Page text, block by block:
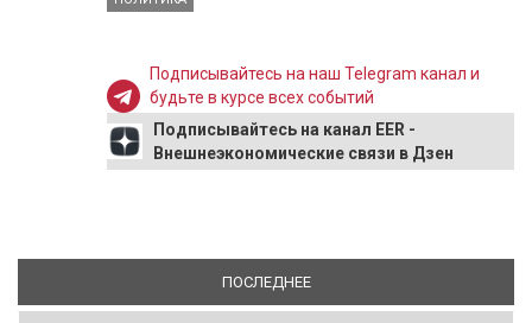
Подписывайтесь на наш Telegram канал и
будьте в курсе всех событий
Подписывайтесь на канал EER -
Внешнеэкономические связи в Дзен
ПОСЛЕДНЕЕ(АКТИВНАЯ ВКЛАДКА)